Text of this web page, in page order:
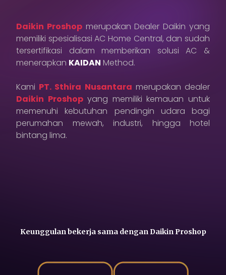
Sosial Media
Hubungi Kami
Kebijakan Privasi
Daikin Proshopmerupakan Dealer Daikin yang
memiliki spesialisasi AC Home Central, dan sudah
tersertifikasi dalam memberikan solusi AC &
menerapkan KAIDAN Method.
Kami PT. Sthira Nusantara merupakan dealer
Daikin Proshopyang memiliki kemauan untuk
memenuhi kebutuhan pendingin udara bagi
perumahan mewah, industri, hingga hotel
bintang lima.
Keunggulan bekerja sama dengan Daikin Proshop